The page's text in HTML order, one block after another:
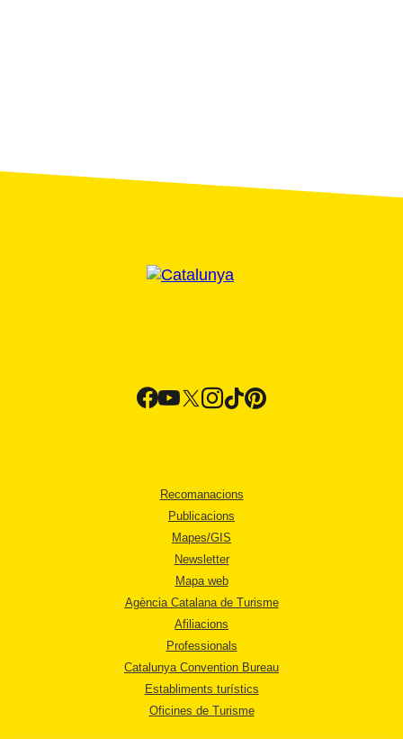
Recomanacions
Publicacions
Mapes/GIS
Newsletter
Mapa web
Agència Catalana de Turisme
Afiliacions
Professionals
Catalunya Convention Bureau
Establiments turístics
Oficines de Turisme